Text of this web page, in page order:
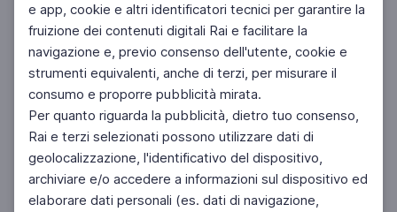
e app, cookie e altri identificatori tecnici per garantire la
fruizione dei contenuti digitali Rai e facilitare la
navigazione e, previo consenso dell'utente, cookie e
strumenti equivalenti, anche di terzi, per misurare il
consumo e proporre pubblicità mirata.
Per quanto riguarda la pubblicità, dietro tuo consenso,
Rai e terzi selezionati possono utilizzare dati di
geolocalizzazione, l'identificativo del dispositivo,
archiviare e/o accedere a informazioni sul dispositivo ed
elaborare dati personali (es. dati di navigazione,
Facebook Instagram Twitter